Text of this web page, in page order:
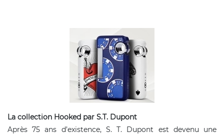
La collection Hooked par S.T. Dupont
Après 75 ans d’existence, S. T. Dupont est devenu une